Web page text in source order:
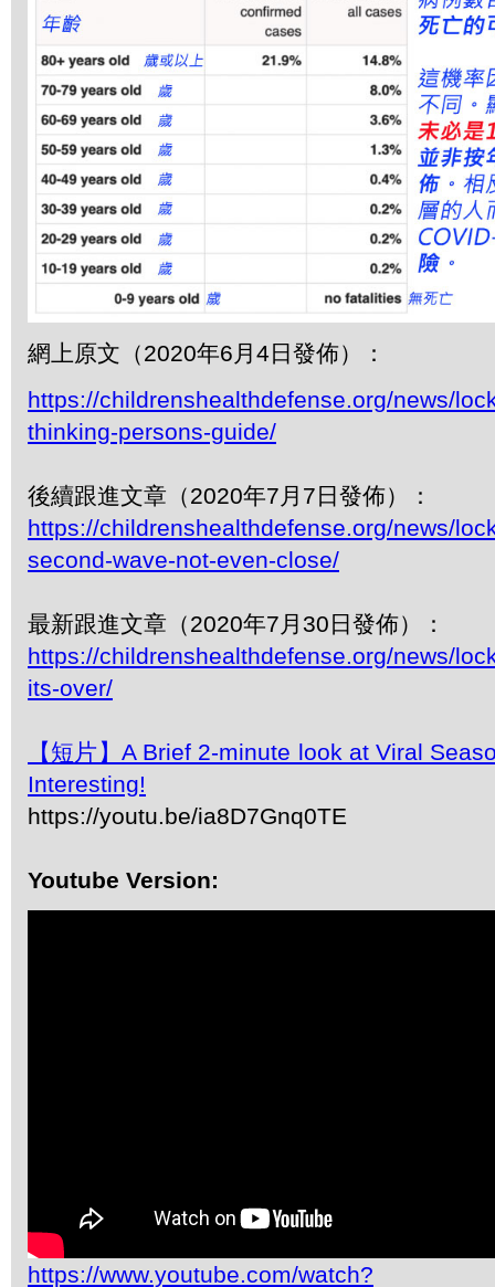
網上原文（2020年6月4日發佈）：
https://childrenshealthdefense.org/news/
thinking-persons-guide/
後續跟進文章（2020年7月7日發佈）：
https://childrenshealthdefense.org/news/
second-wave-not-even-close/
最新跟進文章（2020年7月30日發佈）：
https://childrenshealthdefense.org/news/
its-over/
【短片】A Brief 2-minute look at Viral
Interesting!
https://youtu.be/ia8D7Gnq0TE
Youtube Version:
https://www.youtube.com/watch?